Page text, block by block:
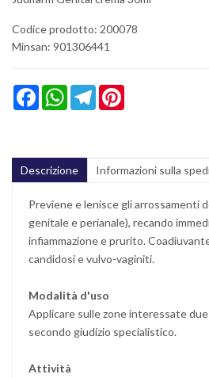
Codice prodotto: 200078
Minsan: 901306441
FacebookWhatsAppTelegram
Descrizione Informazioni sulla
Previene e lenisce gli arrossamenti
genitale e perianale), recando
infiammazione e prurito.
candidosi e vulvo-vaginiti.
Modalità d'uso
Applicare sulle zone interessate
secondo giudizio specialistico.
Attività